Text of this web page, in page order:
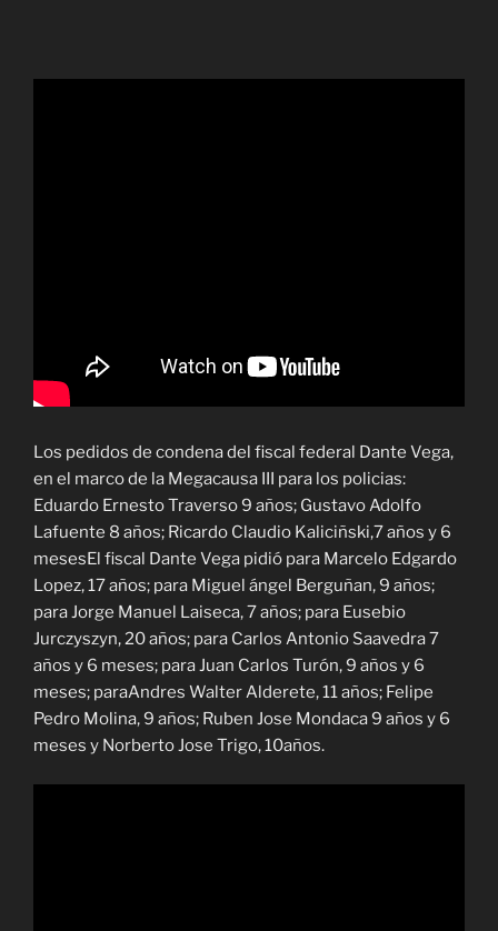
Los pedidos de condena del fiscal federal Dante Vega,
en el marco de la Megacausa III para los policias:
Eduardo Ernesto Traverso 9 años; Gustavo Adolfo
Lafuente 8 años; Ricardo Claudio Kaliciñski,7 años y 6
mesesEl fiscal Dante Vega pidió para Marcelo Edgardo
Lopez, 17 años; para Miguel ángel Berguñan, 9 años;
para Jorge Manuel Laiseca, 7 años; para Eusebio
Jurczyszyn, 20 años; para Carlos Antonio Saavedra 7
años y 6 meses; para Juan Carlos Turón, 9 años y 6
meses; paraAndres Walter Alderete, 11 años; Felipe
Pedro Molina, 9 años; Ruben Jose Mondaca 9 años y 6
meses y Norberto Jose Trigo, 10años.